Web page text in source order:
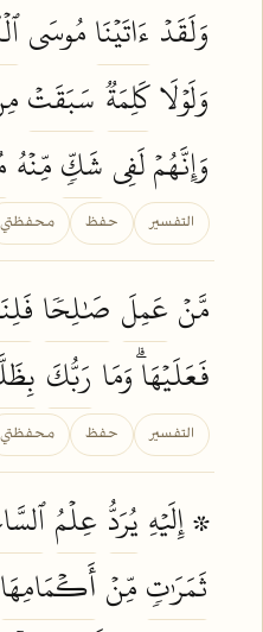
وَلَقَدۡ ءَاتَيۡنَامُوسَى
وَلَوۡلَاكَلِمَةٞ سَبَقَتۡ
وَإِنَّهُمۡ لَفِي شَكّٖمِّنۡهُ
التفسير حفظ محفظتي
مَّنۡعَمِلَ صَٰلِحٗا
فَعَلَيۡهَاۗ وَمَا رَبُّكَ
التفسير حفظ محفظتي
۞ إِلَيۡهِ يُرَدُّ عِلۡمُ
ثَمَرَٰتٖمِّنۡأَكۡمَامِهَا